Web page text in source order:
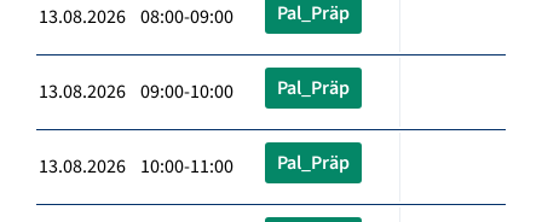
13.08.2026 08:00-09:00 Pal_Präp
13.08.2026 09:00-10:00 Pal_Präp
13.08.2026 10:00-11:00 Pal_Präp